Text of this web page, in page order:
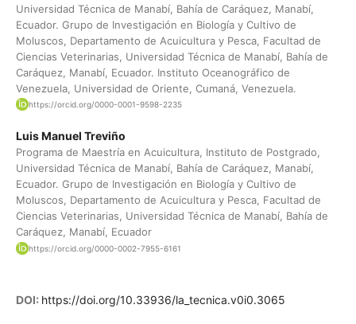
Universidad Técnica de Manabí, Bahía de Caráquez, Manabí,
Ecuador. Grupo de Investigación en Biología y Cultivo de
Moluscos, Departamento de Acuicultura y Pesca, Facultad de
Ciencias Veterinarias, Universidad Técnica de Manabí, Bahía de
Caráquez, Manabí, Ecuador. Instituto Oceanográfico de
Venezuela, Universidad de Oriente, Cumaná, Venezuela.
https://orcid.org/0000-0001-9598-2235
Luis Manuel Treviño
Programa de Maestría en Acuicultura, Instituto de Postgrado,
Universidad Técnica de Manabí, Bahía de Caráquez, Manabí,
Ecuador. Grupo de Investigación en Biología y Cultivo de
Moluscos, Departamento de Acuicultura y Pesca, Facultad de
Ciencias Veterinarias, Universidad Técnica de Manabí, Bahía de
Caráquez, Manabí, Ecuador
https://orcid.org/0000-0002-7955-6161
DOI: https://doi.org/10.33936/la_tecnica.v0i0.3065